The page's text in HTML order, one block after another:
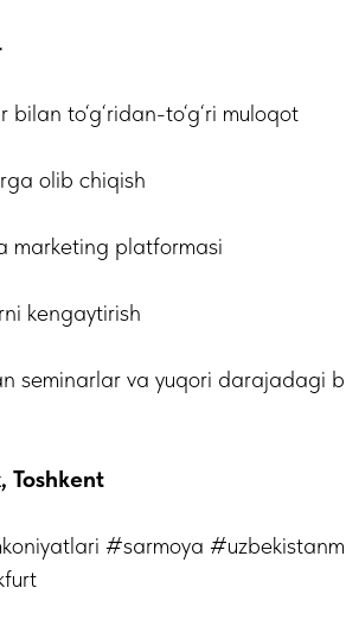
to‘g‘ridan-to‘g‘ri muloqot
olib chiqish
marketing platformasi
kengaytirish
seminarlar va yuqori darajadagi
Toshkent
#sarmoya